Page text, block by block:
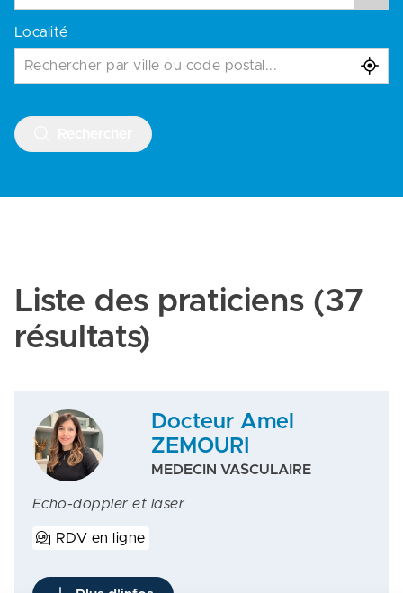
Localité
Rechercher par ville ou code postal...
Liste des praticiens (37
résultats)
Docteur Amel
ZEMOURI
MEDECIN VASCULAIRE
Echo-doppler et laser
RDV en ligne